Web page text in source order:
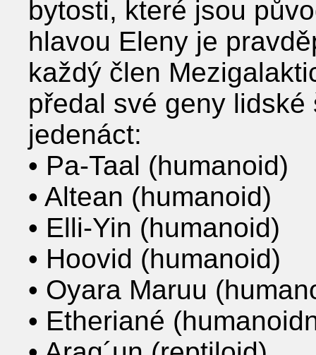
bytosti, které jsou
hlavou Eleny je
každý člen
předal své geny
jedenáct:
• Pa-Taal (humanoid)
• Altean (humanoid)
• Elli-Yin (humanoid)
• Hoovid (humanoid)
• Oyara Maruu
• Etheriané